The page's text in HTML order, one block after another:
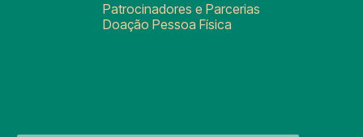
Patrocinadores e Parcerias
Doação Pessoa Física